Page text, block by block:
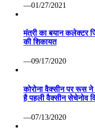
—01/27/2021
मंत्री का बयान कलेक्टर
की शिकायत
—09/17/2020
कोरोना वैक्सीन पर रूस
है पहली वैक्सीन सेचेनोव
—07/13/2020